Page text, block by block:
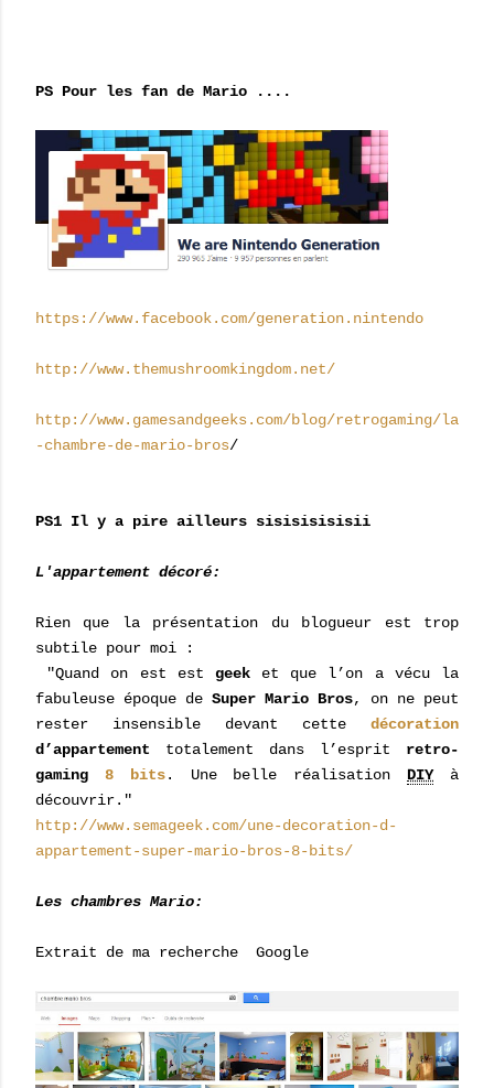
PS Pour les fan de Mario ....
https://www.facebook.com/generation.nintendo
http://www.themushroomkingdom.net/
http://www.gamesandgeeks.com/blog/retrogaming/la
-chambre-de-mario-bros/
PS1 Il y a pire ailleurs sisisisisisii
L'appartement décoré:
Rien que la présentation du blogueur est trop
subtile pour moi :
"Quand on est est geek et que l’on a vécu la
fabuleuse époque de Super Mario Bros, on ne peut
rester insensible devant cette décoration
d’appartement totalement dans l’esprit retro-
gaming 8 bits. Une belle réalisation DIY
à
découvrir."
http://www.semageek.com/une-decoration-d-
appartement-super-mario-bros-8-bits/
Les chambres Mario:
Extrait de ma recherche Google